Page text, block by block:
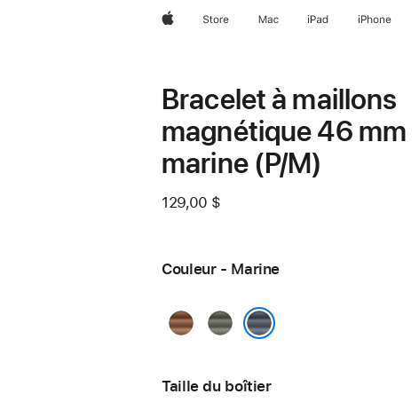
AppleStore Mac iPad iPhone
Bracelet à maillons
magnétique 46 mm
marine (P/M)
129,00 $
Couleur - Marine
Caramel
Gris
Taille du boîtier